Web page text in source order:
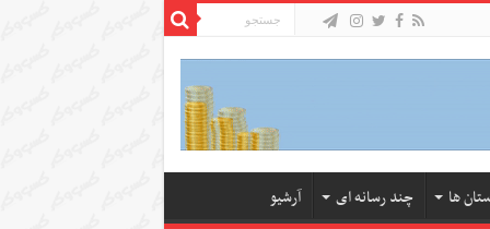
ها چند رسانه ای آرشیو